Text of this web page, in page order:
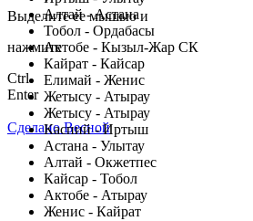
Алтай - Астана
Тобол - Ордабасы
Актобе - Кызыл-Жар СК
Кайрат - Кайсар
Елимай - Женис
Жетысу - Атырау
Жетысу - Атырау
Каспий - Иртыш
Астана - Улытау
Алтай - Окжетпес
Кайсар - Тобол
Актобе - Атырау
Женис - Кайрат
Выделите ее мышью и
нажмите
Ctrl
Enter
Сделано Весной